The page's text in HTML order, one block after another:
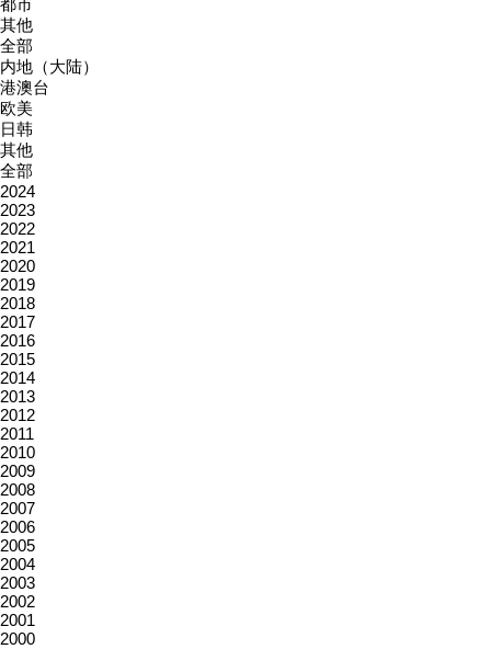
其他
全部
内地（大陆）
港澳台
欧美
日韩
其他
全部
2024
2023
2022
2021
2020
2019
2018
2017
2016
2015
2014
2013
2012
2011
2010
2009
2008
2007
2006
2005
2004
2003
2002
2001
2000